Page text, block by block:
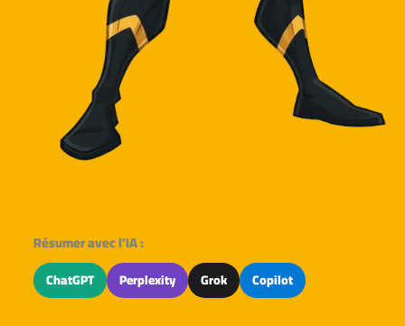
Résumer avec l'IA :
ChatGPT Perplexity Grok Copilot